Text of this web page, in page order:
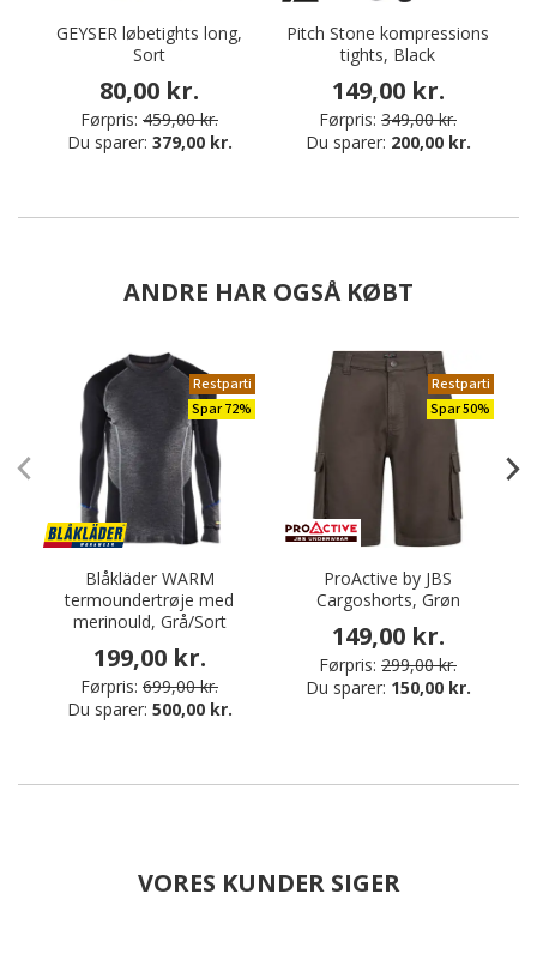
GEYSER løbetights long,
Sort
80,00 kr.
Førpris: 459,00 kr.
Du sparer: 379,00 kr.
Pitch Stone kompressions
tights, Black
149,00 kr.
Førpris: 349,00 kr.
Du sparer: 200,00 kr.
ANDRE HAR OGSÅ KØBT
Restparti
Spar 72%
Blåkläder WARM
termoundertrøje med
merinould, Grå/Sort
199,00 kr.
Førpris: 699,00 kr.
Du sparer: 500,00 kr.
Restparti
Spar 50%
ProActive by JBS
Cargoshorts, Grøn
149,00 kr.
Førpris: 299,00 kr.
Du sparer: 150,00 kr.
VORES KUNDER SIGER